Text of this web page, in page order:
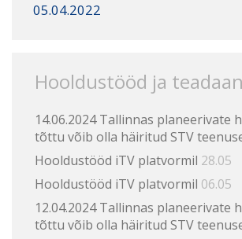
05.04.2022
Hooldustööd ja
14.06.2024 Tallinnas planeerivate
tõttu võib olla häiritud STV
Hooldustööd iTV platvormil 28.05
Hooldustööd iTV platvormil 06.05
12.04.2024 Tallinnas planeerivate
tõttu võib olla häiritud STV